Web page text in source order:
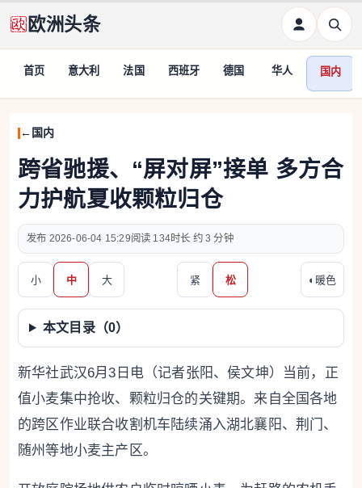
欧洲头条
首页 意大利 法国 西班牙 德国 华人 国内
国内
跨省驰援、“屏对屏”接单 多方合
力护航夏收颗粒归仓
2026-06-04 15:29 134 约 3 分钟
小 中 大 紧 松 ◐ 暖色
本文目录（0）
新华社武汉6月3日电（记者张阳、侯文坤）当前，正
值小麦集中抢收、颗粒归仓的关键期。来自全国各地
的跨区作业联合收割机车陆续涌入湖北襄阳、荆门、
随州等地小麦主产区。